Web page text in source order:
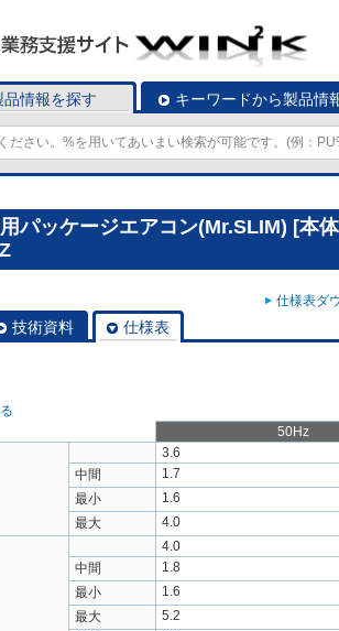
情報を探す キーワードから製品情
パッケージエアコン(Mr.SLIM) [本
仕様表ダ
技術資料 仕様表
50Hz
3.6
中間
1.7
最小
1.6
最大
4.0
4.0
中間
1.8
最小
1.6
最大
5.2